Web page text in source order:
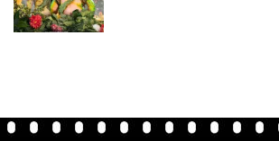
v
n